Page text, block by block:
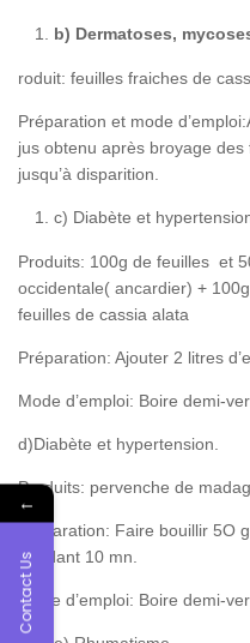
b) Dermatoses,
roduit: feuilles fraiches de
Préparation et mode
jus obtenu après broyage
jusqu’à disparition.
c) Diabète et
Produits: 100g de feuilles et
occidentale( ancardier) +
feuilles de cassia alata
Préparation: Ajouter 2 litres
Mode d’emploi: Boire demi-
d)Diabète et hypertension.
Produits: pervenche de
préparation: Faire bouillir 5O
pendant 10 mn.
Mode d’emploi: Boire demi-
←
Contact Us